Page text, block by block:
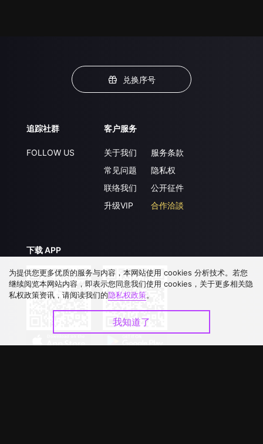
兑换序号
追踪社群
FOLLOW US
客户服务
关于我们
常见问题
联络我们
升级VIP
服务条款
隐私权
公开征件
合作洽談
下载 APP
为提供您更多优质的服务与内容，本网站使用 cookies 分析技术。若您
继续阅览本网站内容，即表示您同意我们使用 cookies，关于更多相关隐
私权政策资讯，请阅读我们的隐私权政策。
我知道了